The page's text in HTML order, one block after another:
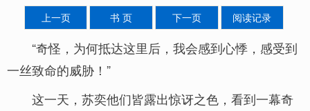
上一页 书 页 下一页 阅读记录
“奇怪，为何抵达这里后，我会感到心悸，感受到
一丝致命的威胁！”
这一天，苏奕他们皆露出惊讶之色，看到一幕奇